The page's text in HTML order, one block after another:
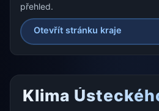
přehled.
Otevřít stránku kraje
Klima